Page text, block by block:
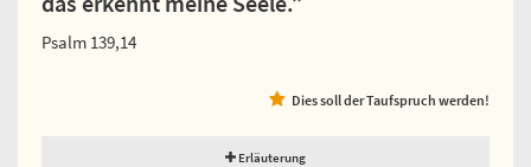
Psalm 139,14
Dies soll der Taufspruch werden!
Erläuterung